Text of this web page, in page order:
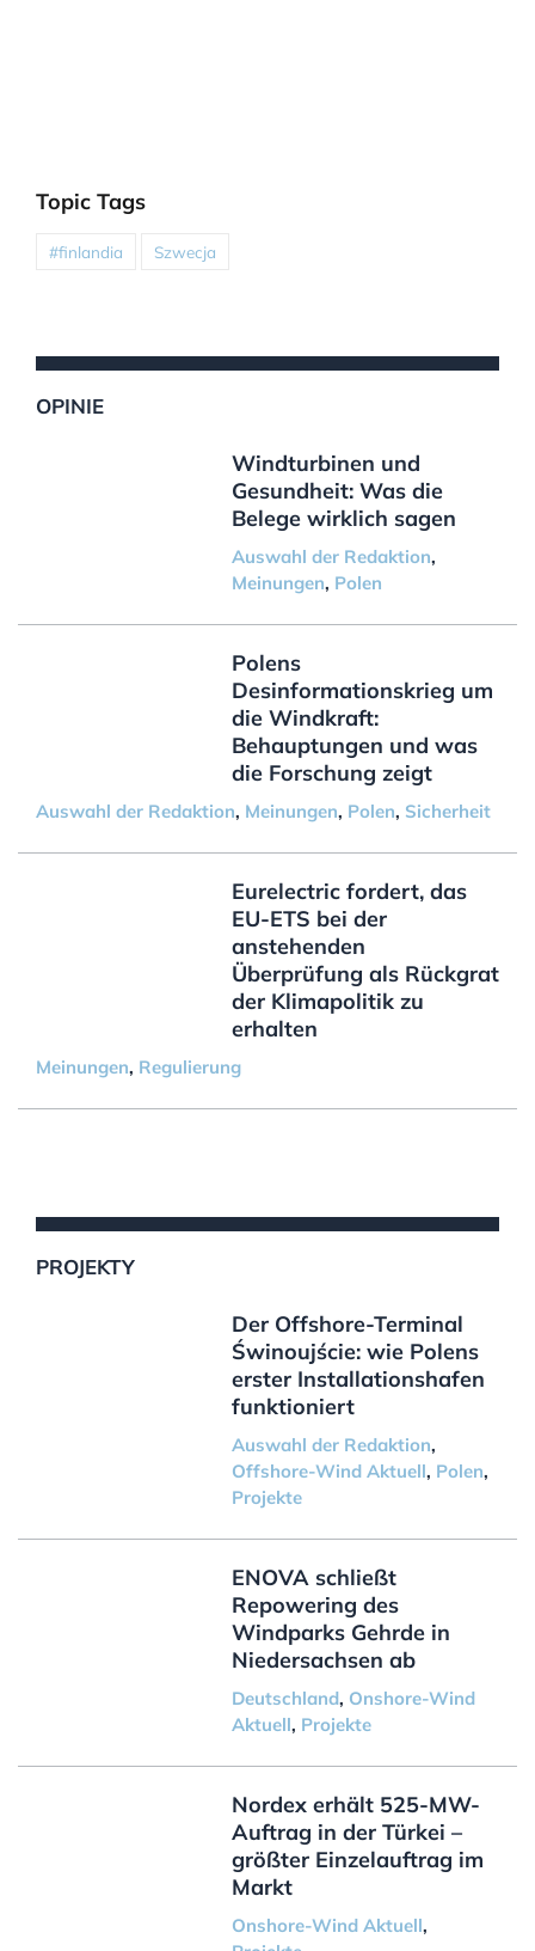
Topic Tags
#finlandia Szwecja
OPINIE
Windturbinen und
Gesundheit: Was die
Belege wirklich sagen
Auswahl der Redaktion,
Meinungen, Polen
Polens
Desinformationskrieg um
die Windkraft:
Behauptungen und was
die Forschung zeigt
Auswahl der Redaktion, Meinungen, Polen, Sicherheit
Eurelectric fordert, das
EU-ETS bei der
anstehenden
Überprüfung als Rückgrat
der Klimapolitik zu
erhalten
Meinungen, Regulierung
PROJEKTY
Der Offshore-Terminal
Świnoujście: wie Polens
erster Installationshafen
funktioniert
Auswahl der Redaktion,
Offshore-Wind Aktuell, Polen,
Projekte
ENOVA schließt
Repowering des
Windparks Gehrde in
Niedersachsen ab
Deutschland, Onshore-Wind
Aktuell, Projekte
Nordex erhält 525-MW-
Auftrag in der Türkei –
größter Einzelauftrag im
Markt
Onshore-Wind Aktuell,